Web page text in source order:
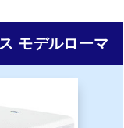
モデルローマ